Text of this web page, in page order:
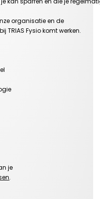
organisatie en de
TRIAS Fysio komt werken.
je
.